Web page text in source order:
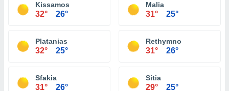
Kissamos
32° 26°
Malia
31° 25°
Platanias
32° 25°
Rethymno
31° 26°
Sfakia
31° 26°
Sitia
29° 25°